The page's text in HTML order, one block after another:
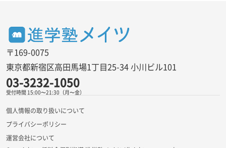
〒169-0075
東京都新宿区高田馬場1丁目25-34 小川ビル101
03-3232-1050
受付時間 15:00〜21:30（月〜金）
個人情報の取り扱いについて
プライバシーポリシー
運営会社について